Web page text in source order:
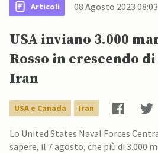
Articoli 08 Agosto 2023 08:03
USA inviano 3.000
Rosso in crescendo
Iran
USA e Canada Iran
Lo United States Naval Forces
sapere, il 7 agosto, che più di 3.000